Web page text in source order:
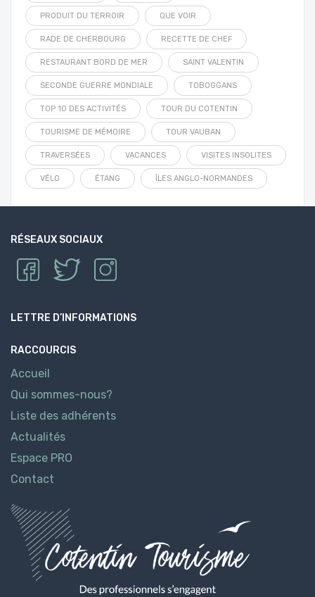
PRODUIT DU TERROIR QUE VOIR
RADE DE CHERBOURG RECETTE DE CHEF
RESTAURANT BORD DE MER SAINT VALENTIN
SECONDE GUERRE MONDIALE TOBOGGANS
TOP 10 DES ACTIVITÉS TOUR DU COTENTIN
TOURISME DE MÉMOIRE TOUR VAUBAN
TRAVERSÉES VACANCES VISITES INSOLITES
VÉLO ÉTANG ÎLES ANGLO-NORMANDES
RÉSEAUX SOCIAUX
LETTRE D’INFORMATIONS
RACCOURCIS
Accueil
Qui sommes-nous?
Liste des adhérents
Actualités
Espace PRO
Contact